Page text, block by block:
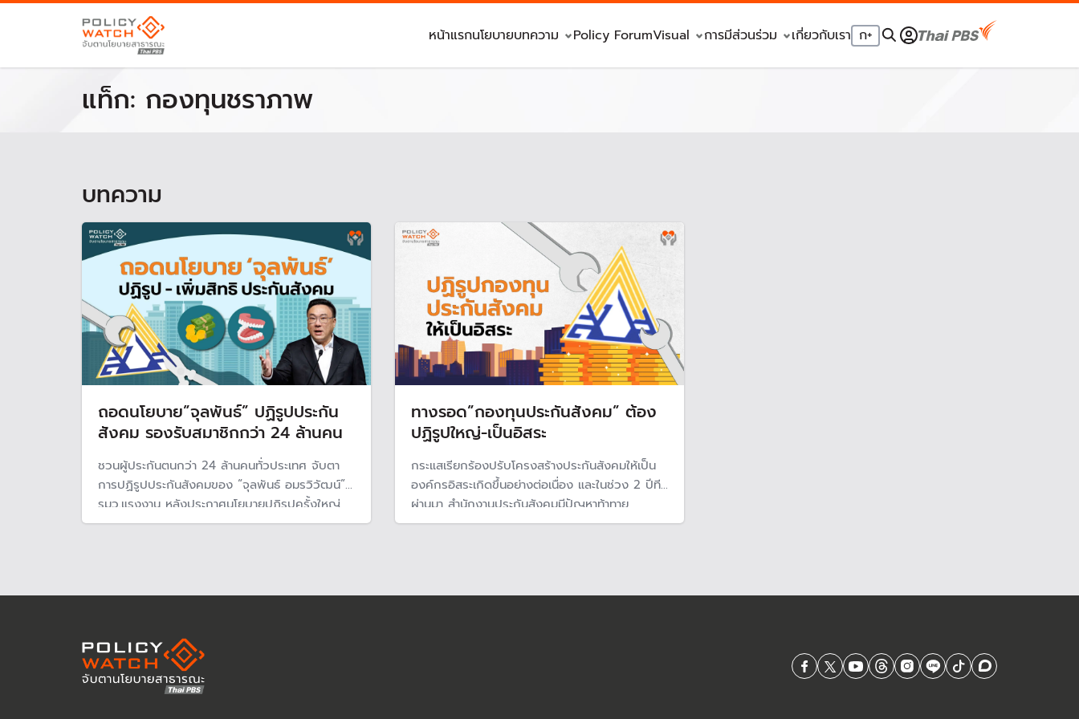
หน้าแรกนโยบายบทความ Policy ForumVisual การมีส่วนร่วม เกี่ยวกับเรา ก+
แท็ก: กองทุนชราภาพ
บทความ
ถอดนโยบาย”จุลพันธ์” ปฏิรูปประกัน
สังคม รองรับสมาชิกกว่า 24 ล้านคน
ชวนผู้ประกันตนกว่า 24 ล้านคนทั่วประเทศ จับตา
การปฏิรูปประกันสังคมของ “จุลพันธ์ อมรวิวัฒน์”
รมว.แรงงาน หลังประกาศนโยบายปฏิรูปครั้งใหญ่
ตั้งแต่แก้กฎหมาย เพิ่มสิทธิประโยชน์ผู้ประกันตน และ
ทางรอด”กองทุนประกันสังคม” ต้อง
ปฏิรูปใหญ่-เป็นอิสระ
กระแสเรียกร้องปรับโครงสร้างประกันสังคมให้เป็น
องค์กรอิสระเกิดขึ้นอย่างต่อเนื่อง และในช่วง 2 ปีที
ผ่านมา สำนักงานประกันสังคมมีปัญหาท้าทาย
มากกว่า 5 ประเด็น โดยเฉพาะปัญหาความยั่งยืน